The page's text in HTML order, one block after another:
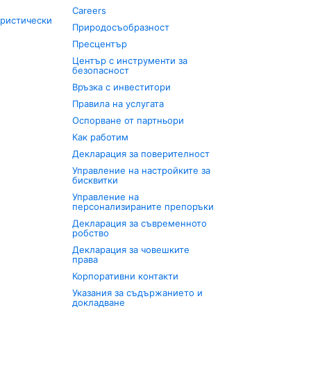
Careers
Природосъобразност
Пресцентър
Център с инструменти за
безопасност
Връзка с инвеститори
Правила на услугата
Оспорване от партньори
Как работим
Декларация за поверителност
Управление на настройките за
бисквитки
Управление на
персонализираните препоръки
Декларация за съвременното
робство
Декларация за човешките
права
Корпоративни контакти
Указания за съдържанието и
докладване